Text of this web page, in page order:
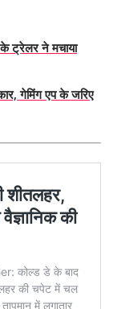
ट्रेलर ने मचाया
गेमिंग एप के जरिए